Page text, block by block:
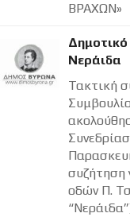
ΒΡΑΧΩΝ»
Νεράιδα
Τακτική
συζήτηση
οδών Π.